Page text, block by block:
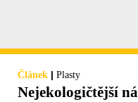
Článek | Plasty
Nejekologičtější